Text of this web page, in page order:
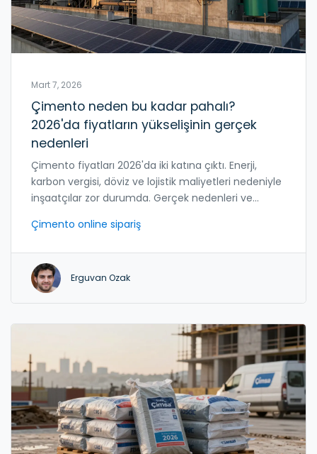
Mart 7, 2026
Çimento neden bu kadar pahalı?
2026'da fiyatların yükselişinin gerçek
nedenleri
Çimento fiyatları 2026'da iki katına çıktı. Enerji,
karbon vergisi, döviz ve lojistik maliyetleri nedeniyle
inşaatçılar zor durumda. Gerçek nedenleri ve
Çimento online sipariş
Erguvan Ozak